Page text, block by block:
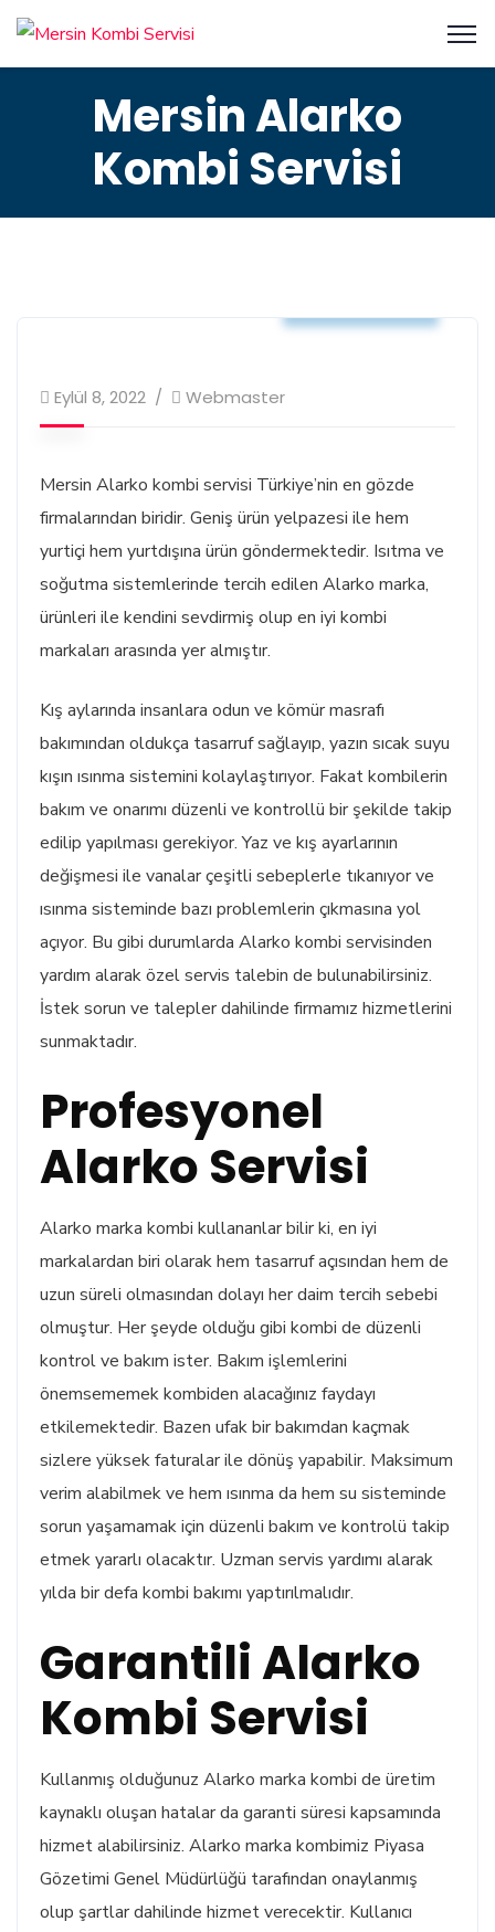
Mersin Alarko
Kombi Servisi
Eylül 8, 2022 Webmaster
Mersin Alarko kombi servisi Türkiye’nin en gözde
firmalarından biridir. Geniş ürün yelpazesi ile hem
yurtiçi hem yurtdışına ürün göndermektedir. Isıtma ve
soğutma sistemlerinde tercih edilen Alarko marka,
ürünleri ile kendini sevdirmiş olup en iyi kombi
markaları arasında yer almıştır.
Kış aylarında insanlara odun ve kömür masrafı
bakımından oldukça tasarruf sağlayıp, yazın sıcak suyu
kışın ısınma sistemini kolaylaştırıyor. Fakat kombilerin
bakım ve onarımı düzenli ve kontrollü bir şekilde takip
edilip yapılması gerekiyor. Yaz ve kış ayarlarının
değişmesi ile vanalar çeşitli sebeplerle tıkanıyor ve
ısınma sisteminde bazı problemlerin çıkmasına yol
açıyor. Bu gibi durumlarda Alarko kombi servisinden
yardım alarak özel servis talebin de bulunabilirsiniz.
İstek sorun ve talepler dahilinde firmamız hizmetlerini
sunmaktadır.
Profesyonel
Alarko Servisi
Alarko marka kombi kullananlar bilir ki, en iyi
markalardan biri olarak hem tasarruf açısından hem de
uzun süreli olmasından dolayı her daim tercih sebebi
olmuştur. Her şeyde olduğu gibi kombi de düzenli
kontrol ve bakım ister. Bakım işlemlerini
önemsememek kombiden alacağınız faydayı
etkilemektedir. Bazen ufak bir bakımdan kaçmak
sizlere yüksek faturalar ile dönüş yapabilir. Maksimum
verim alabilmek ve hem ısınma da hem su sisteminde
sorun yaşamamak için düzenli bakım ve kontrolü takip
etmek yararlı olacaktır. Uzman servis yardımı alarak
yılda bir defa kombi bakımı yaptırılmalıdır.
Garantili Alarko
Kombi Servisi
Kullanmış olduğunuz Alarko marka kombi de üretim
kaynaklı oluşan hatalar da garanti süresi kapsamında
hizmet alabilirsiniz. Alarko marka kombimiz Piyasa
Gözetimi Genel Müdürlüğü tarafından onaylanmış
olup şartlar dahilinde hizmet verecektir. Kullanıcı